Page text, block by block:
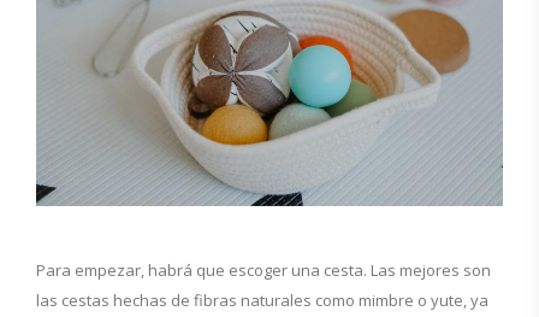
Para empezar, habrá que escoger una cesta. Las mejores son
las cestas hechas de fibras naturales como mimbre o yute, ya